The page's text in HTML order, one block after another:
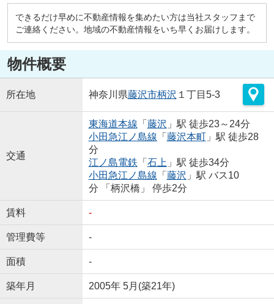
できるだけ早めに不動産情報を集めたい方は当社スタッフまで
ご連絡ください。地域の不動産情報をいち早くお届けします。
物件概要
所在地 神奈川県藤沢市柄沢 １丁目5-3
交通
東海道本線 「 藤沢 」駅 徒歩23～24分
小田急江ノ島線 「 藤沢本町」駅 徒歩28
分
江ノ島電鉄 「 石上 」駅 徒歩34分
小田急江ノ島線 「 藤沢 」駅 バス10
分 「柄沢橋」 停歩2分
賃料 -
管理費等 -
面積 -
築年月 2005年 5月(築21年)